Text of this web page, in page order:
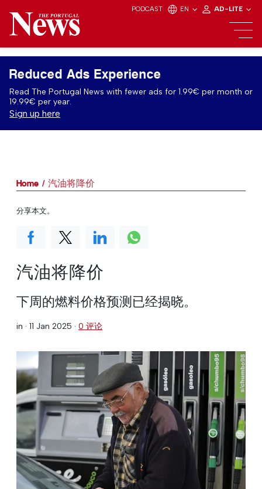
PODCAST EN AD-LITE
Reduced Ads Experience
Read The Portugal News with fewer ads for 1.99€ per month or
19.99€ per year.
Sign up here
Home 汽油将降价
汽油将降价
下周的燃料价格预测已经揭晓。
in · 11 Jan 2025 · 0 评论
分享本文。